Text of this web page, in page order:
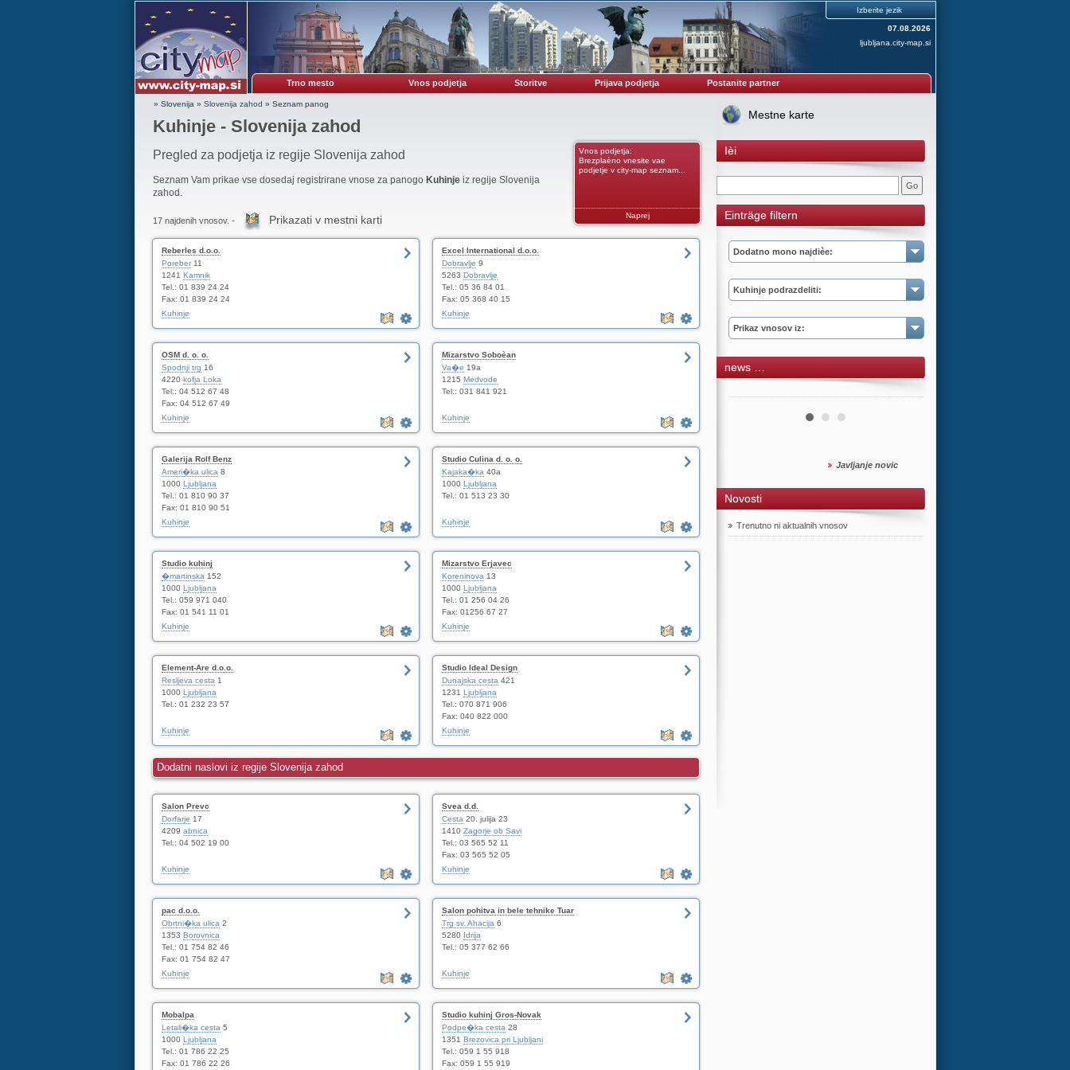
Izberite jezik
07.08.2026
ljubljana.city-map.si
Trno mesto Vnos podjetja Storitve Prijava podjetja Postanite partner
» Slovenija » Slovenija zahod » Seznam panog
Kuhinje - Slovenija zahod
Pregled za podjetja iz regije Slovenija zahod
Vnos podjetja:
Brezplaèno vnesite vae
podjetje v city-map seznam...
Naprej
Seznam Vam prikae vse dosedaj registrirane vnose za panogo Kuhinjeiz regije Slovenija
zahod.
17 najdenih vnosov. - Prikazati v mestni karti
Reberles d.o.o.
Poreber11
1241 Kamnik
Tel.: 01 839 24 24
Fax: 01 839 24 24
Kuhinje
Excel International d.o.o.
Dobravlje 9
5263 Dobravlje
Tel.: 05 36 84 01
Fax: 05 368 40 15
Kuhinje
OSM d. o. o.
Spodnji trg 16
4220 kofja Loka
Tel.: 04 512 67 48
Fax: 04 512 67 49
Kuhinje
Mizarstvo Soboèan
Va�e 19a
1215 Medvode
Tel.: 031 841 921
Kuhinje
Galerija Rolf Benz
Ameri�ka ulica 8
1000 Ljubljana
Tel.: 01 810 90 37
Fax: 01 810 90 51
Kuhinje
Studio Culina d. o. o.
Kajaka�ka 40a
1000 Ljubljana
Tel.: 01 513 23 30
Kuhinje
Studio kuhinj
�martinska 152
1000 Ljubljana
Tel.: 059 971 040
Fax: 01 541 11 01
Kuhinje
Mizarstvo Erjavec
Koreninova 13
1000 Ljubljana
Tel.: 01 256 04 26
Fax: 01256 67 27
Kuhinje
Element-Are d.o.o.
Resljeva cesta 1
1000 Ljubljana
Tel.: 01 232 23 57
Kuhinje
Studio Ideal Design
Dunajska cesta 421
1231 Ljubljana
Tel.: 070 871 906
Fax: 040 822 000
Kuhinje
Dodatni naslovi iz regije Slovenija zahod
Salon Prevc
Dorfarje 17
4209 abnica
Tel.: 04 502 19 00
Kuhinje
Svea d.d.
Cesta 20. julija 23
1410 Zagorje ob Savi
Tel.: 03 565 52 11
Fax: 03 565 52 05
Kuhinje
pac d.o.o.
Obrtni�ka ulica 2
1353 Borovnica
Tel.: 01 754 82 46
Fax: 01 754 82 47
Kuhinje
Salon pohitva in bele tehnike Tuar
Trg sv. Ahacija 6
5280 Idrija
Tel.: 05 377 62 66
Kuhinje
Mobalpa
Letali�ka cesta 5
1000 Ljubljana
Tel.: 01 786 22 25
Fax: 01 786 22 26
Studio kuhinj Gros-Novak
Podpe�ka cesta 28
1351 Brezovica pri Ljubljani
Tel.: 059 1 55 918
Fax: 059 1 55 919
Mestne karte
Ièi
Einträge filtern
Dodatno mono najdièe:
Kuhinje podrazdeliti:
Prikaz vnosov iz:
news …
Javljanje novic
Novosti
Trenutno ni aktualnih vnosov